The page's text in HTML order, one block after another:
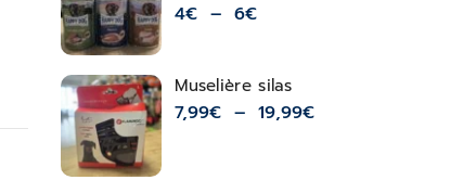
4€ – 6€
Muselière silas
7,99€ – 19,99€